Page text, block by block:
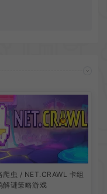
爬虫 / NET.CRAWL 卡组
解谜策略游戏